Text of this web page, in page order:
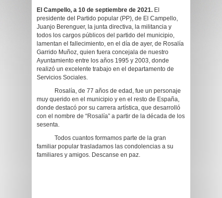
El Campello, a 10 de septiembre de 2021. El
presidente del Partido popular (PP), de El Campello,
Juanjo Berenguer, la junta directiva, la militancia y
todos los cargos públicos del partido del municipio,
lamentan el fallecimiento, en el día de ayer, de Rosalía
Garrido Muñoz, quien fuera concejala de nuestro
Ayuntamiento entre los años 1995 y 2003, donde
realizó un excelente trabajo en el departamento de
Servicios Sociales.
Rosalía, de 77 años de edad, fue un personaje
muy querido en el municipio y en el resto de España,
donde destacó por su carrera artística, que desarrolló
con el nombre de “Rosalía” a partir de la década de los
sesenta.
Todos cuantos formamos parte de la gran
familiar popular trasladamos las condolencias a su
familiares y amigos. Descanse en paz.